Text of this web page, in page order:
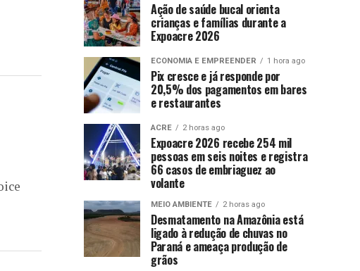
Ação de saúde bucal orienta
crianças e famílias durante a
Expoacre 2026
ECONOMIA E EMPREENDER 1 hora ago
Pix cresce e já responde por
20,5% dos pagamentos em bares
e restaurantes
ACRE 2 horas ago
Expoacre 2026 recebe 254 mil
pessoas em seis noites e registra
66 casos de embriaguez ao
volante
MEIO AMBIENTE 2 horas ago
Desmatamento na Amazônia está
ligado à redução de chuvas no
Paraná e ameaça produção de
grãos